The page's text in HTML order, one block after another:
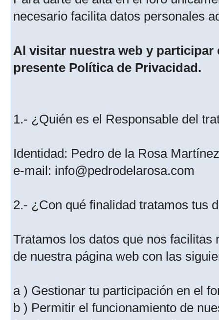
necesario facilita datos personales
Al visitar nuestra web y
presente Política de Privacidad.
1.- ¿Quién es el Responsable del
Identidad: Pedro de la Rosa Martínez
e-mail: info@pedrodelarosa.com
2.- ¿Con qué finalidad tratamos tus
Tratamos los datos que nos
de nuestra página web con las
a ) Gestionar tu participación en el
b ) Permitir el funcionamiento de